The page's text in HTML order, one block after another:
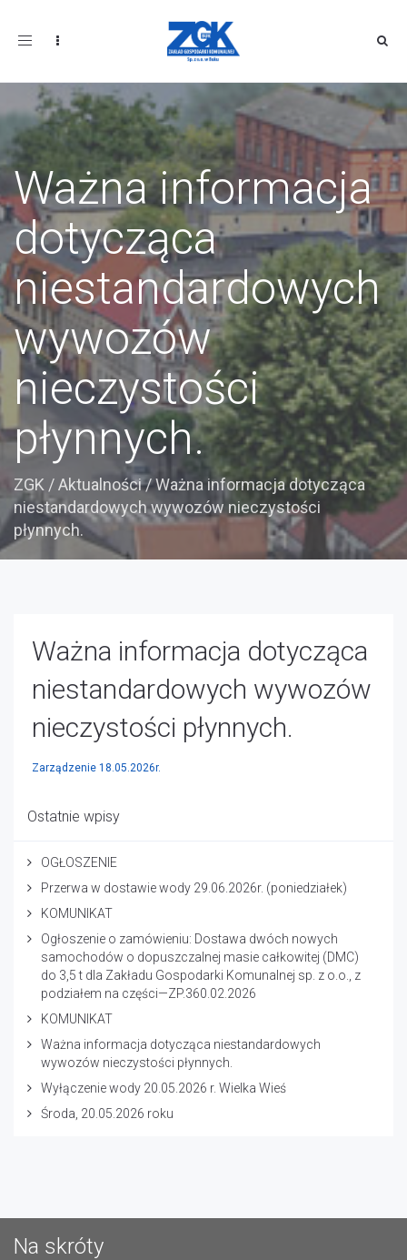
Toggle
Ważna informacja
dotycząca
niestandardowych
wywozów
nieczystości
płynnych.
ZGK /Aktualności/Ważna informacja dotycząca
niestandardowych wywozów nieczystości
płynnych.
Ważna informacja dotycząca
niestandardowych wywozów
nieczystości płynnych.
Zarządzenie 18.05.2026r.
Ostatnie wpisy
OGŁOSZENIE
Przerwa w dostawie wody 29.06.2026r. (poniedziałek)
KOMUNIKAT
Ogłoszenie o zamówieniu: Dostawa dwóch nowych
samochodów o dopuszczalnej masie całkowitej (DMC)
do 3,5 t dla Zakładu Gospodarki Komunalnej sp. z o.o., z
podziałem na części—ZP.360.02.2026
KOMUNIKAT
Ważna informacja dotycząca niestandardowych
wywozów nieczystości płynnych.
Wyłączenie wody 20.05.2026 r. Wielka Wieś
Środa, 20.05.2026 roku
Na skróty